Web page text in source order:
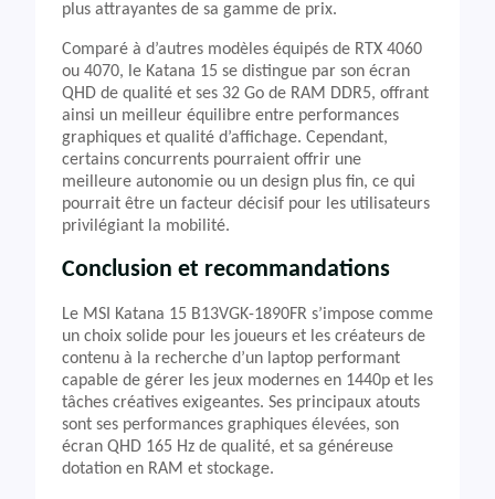
plus attrayantes de sa gamme de prix.
Comparé à d’autres modèles équipés de RTX 4060
ou 4070, le Katana 15 se distingue par son écran
QHD de qualité et ses 32 Go de RAM DDR5, offrant
ainsi un meilleur équilibre entre performances
graphiques et qualité d’affichage. Cependant,
certains concurrents pourraient offrir une
meilleure autonomie ou un design plus fin, ce qui
pourrait être un facteur décisif pour les utilisateurs
privilégiant la mobilité.
Conclusion et recommandations
Le MSI Katana 15 B13VGK-1890FR s’impose comme
un choix solide pour les joueurs et les créateurs de
contenu à la recherche d’un laptop performant
capable de gérer les jeux modernes en 1440p et les
tâches créatives exigeantes. Ses principaux atouts
sont ses performances graphiques élevées, son
écran QHD 165 Hz de qualité, et sa généreuse
dotation en RAM et stockage.